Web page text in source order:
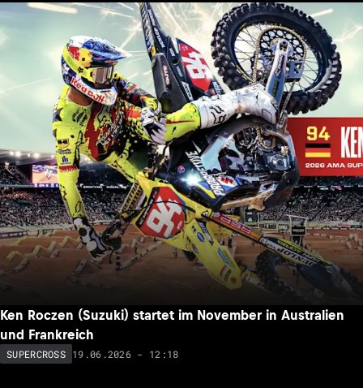
Ken Roczen (Suzuki) startet im November in Australien
und Frankreich
SUPERCROSS 19.06.2026 - 12:18